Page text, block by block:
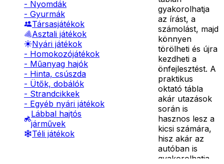
- Nyomdák
- Gyurmák
Társasjátékok
Asztali játékok
Nyári játékok
- Homokozójátékok
- Műanyag hajók
- Hinta, csúszda
- Ütők, dobálók
- Strandcikkek
- Egyéb nyári játékok
Lábbal hajtós
járművek
Téli játékok
gyakorolhatja
az írást, a
számolást, majd
könnyen
törölheti és újra
kezdheti a
önfejlesztést. A
praktikus
oktató tábla
akár utazások
során is
hasznos lesz a
kicsi számára,
hisz akár az
autóban is
gyakorolhatja